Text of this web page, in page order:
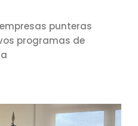
punteras
programas de